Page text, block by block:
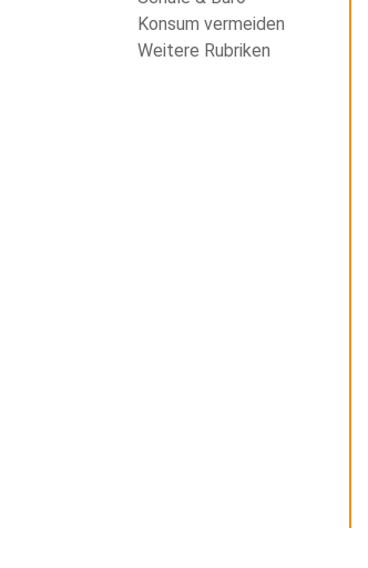
Konsum vermeiden
Weitere Rubriken